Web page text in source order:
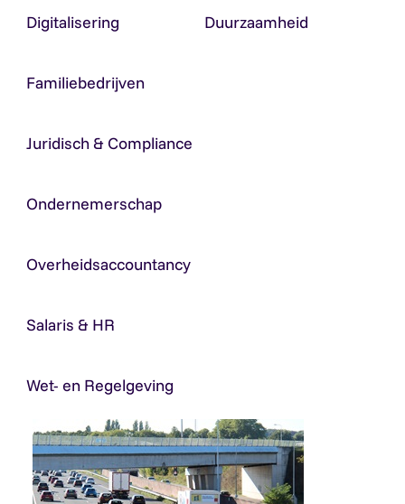
Digitalisering Duurzaamheid
Familiebedrijven
Juridisch & Compliance
Ondernemerschap
Overheidsaccountancy
Salaris & HR
Wet- en Regelgeving